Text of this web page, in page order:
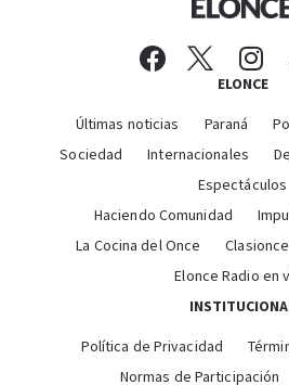
ELONCE
Últimas noticias Paraná
Sociedad
Internacionales
Espectáculos
Haciendo Comunidad
La Cocina del Once
Clasionce
Elonce Radio en
Política de Privacidad
Normas de Participación